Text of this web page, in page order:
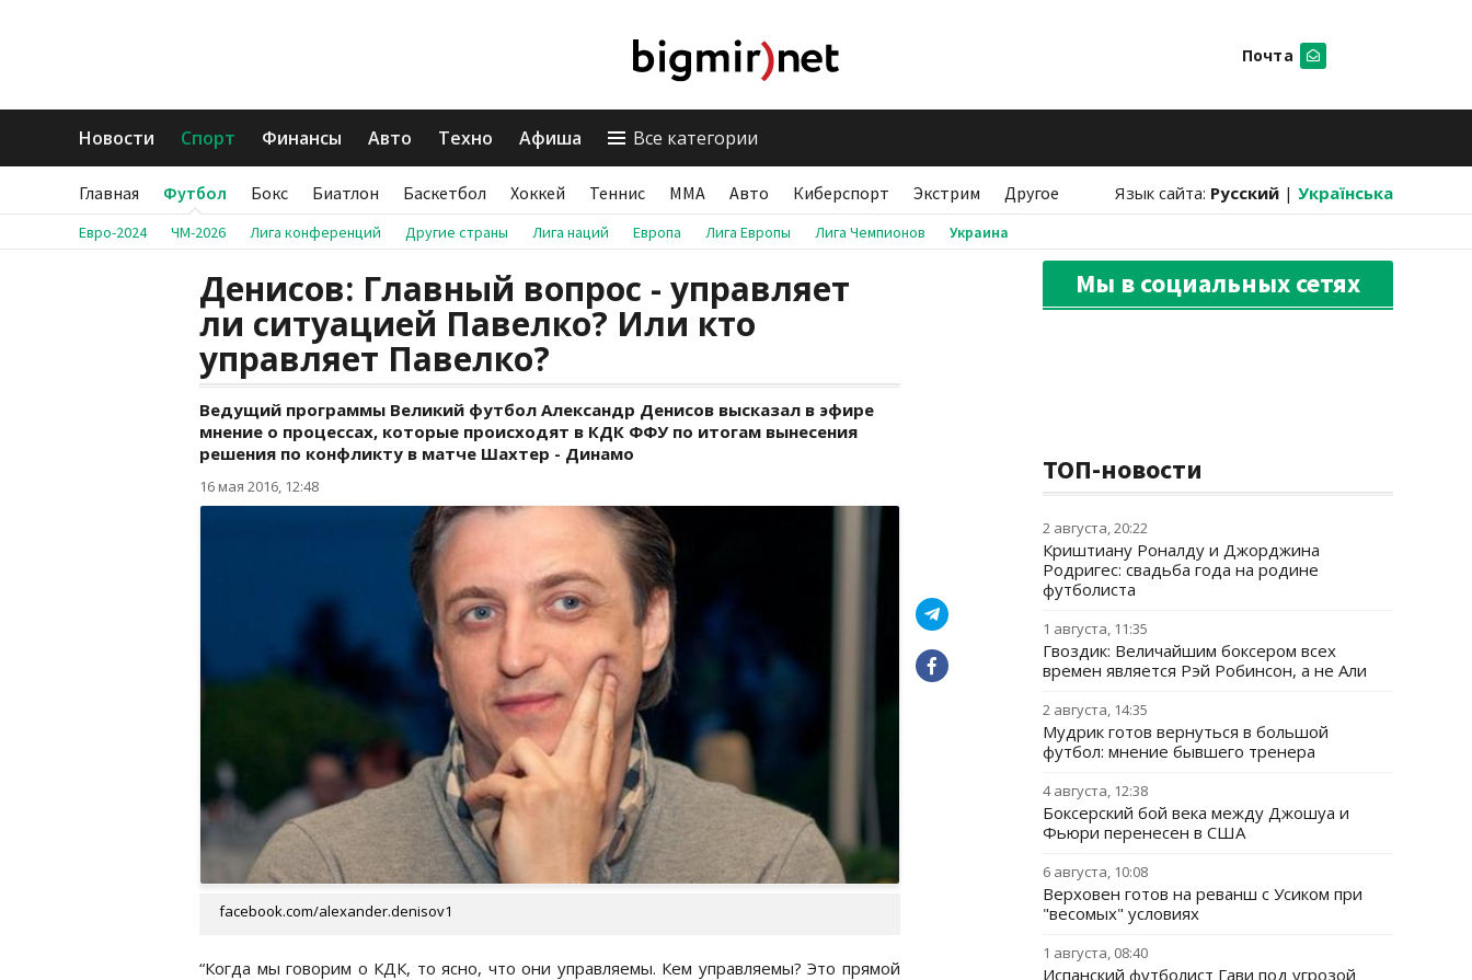
Почта
Новости Спорт Финансы Авто Техно Афиша Все категории
Главная Футбол Бокс Биатлон Баскетбол Хоккей Теннис ММА Авто Киберспорт Экстрим Другое Язык сайта: Русский | Українська
Евро-2024 ЧМ-2026 Лига конференций Другие страны Лига наций Европа Лига Европы Лига Чемпионов Украина
Денисов: Главный вопрос - управляет
ли ситуацией Павелко? Или кто
управляет Павелко?
Ведущий программы Великий футбол Александр Денисов высказал в эфире
мнение о процессах, которые происходят в КДК ФФУ по итогам вынесения
решения по конфликту в матче Шахтер - Динамо
16 мая 2016, 12:48
facebook.com/alexander.denisov1
“Когда мы говорим о КДК, то ясно, что они управляемы. Кем управляемы? Это прямой
Мы в социальных сетях
ТОП-новости
2 августа, 20:22
Криштиану Роналду и Джорджина
Родригес: свадьба года на родине
футболиста
1 августа, 11:35
Гвоздик: Величайшим боксером всех
времен является Рэй Робинсон, а не Али
2 августа, 14:35
Мудрик готов вернуться в большой
футбол: мнение бывшего тренера
4 августа, 12:38
Боксерский бой века между Джошуа и
Фьюри перенесен в США
6 августа, 10:08
Верховен готов на реванш с Усиком при
"весомых" условиях
1 августа, 08:40
Испанский футболист Гави под угрозой